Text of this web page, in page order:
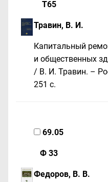
Т65
Травин, В. И.
Капитальный
и общественных
/ В. И. Травин. –
251 с.
69.05
Ф 33
Федоров, В. В.